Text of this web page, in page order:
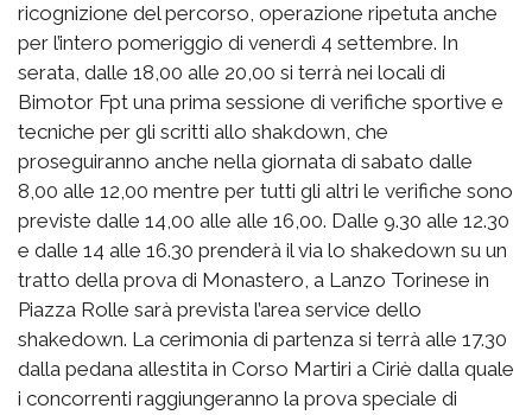
ricognizione del percorso, operazione ripetuta anche
per l’intero pomeriggio di venerdì 4 settembre. In
serata, dalle 18,00 alle 20,00 si terrà nei locali di
Bimotor Fpt una prima sessione di verifiche sportive e
tecniche per gli scritti allo shakdown, che
proseguiranno anche nella giornata di sabato dalle
8,00 alle 12,00 mentre per tutti gli altri le verifiche sono
previste dalle 14,00 alle alle 16,00. Dalle 9.30 alle 12.30
e dalle 14 alle 16.30 prenderà il via lo shakedown su un
tratto della prova di Monastero, a Lanzo Torinese in
Piazza Rolle sarà prevista l’area service dello
shakedown. La cerimonia di partenza si terrà alle 17.30
dalla pedana allestita in Corso Martiri a Ciriè dalla quale
i concorrenti raggiungeranno la prova speciale di